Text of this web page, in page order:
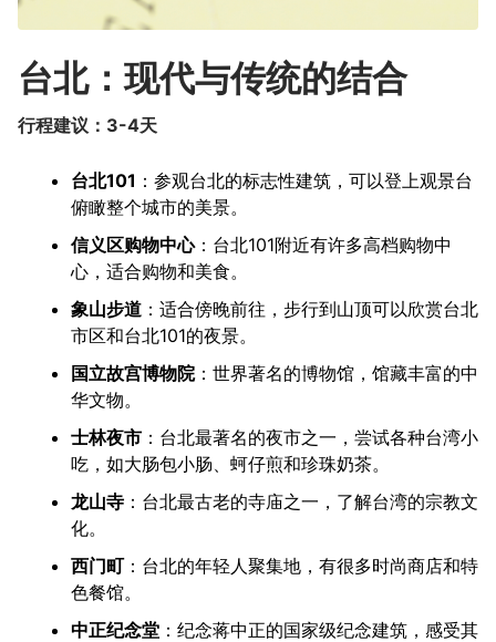
台北：现代与传统的结合
行程建议：3-4天
台北101 ：参观台北的标志性建筑，可以登上观景台
俯瞰整个城市的美景。
信义区购物中心：台北101附近有许多高档购物中
心，适合购物和美食。
象山步道 ：适合傍晚前往，步行到山顶可以欣赏台北
市区和台北101的夜景。
国立故宫博物院：世界著名的博物馆，馆藏丰富的中
华文物。
士林夜市 ：台北最著名的夜市之一，尝试各种台湾小
吃，如大肠包小肠、蚵仔煎和珍珠奶茶。
龙山寺 ：台北最古老的寺庙之一，了解台湾的宗教文
化。
西门町：台北的年轻人聚集地，有很多时尚商店和特
色餐馆。
中正纪念堂 ：纪念蒋中正的国家级纪念建筑，感受其